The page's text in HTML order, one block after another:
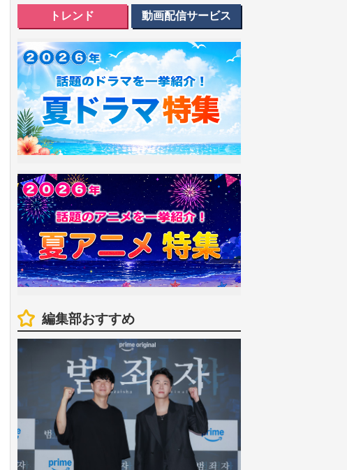
トレンド 動画配信サービス
編集部おすすめ